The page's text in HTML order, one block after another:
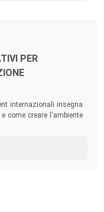
PER
internazionali insegna
come creare l'ambiente